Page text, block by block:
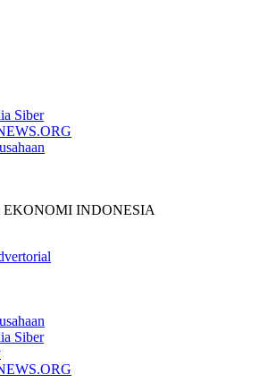
Siber
EKONOMI INDONESIA
Siber